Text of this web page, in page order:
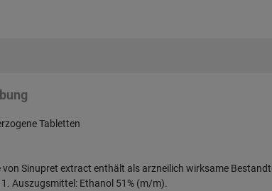
Tabletten
von Sinupret extract enthält als arzneilich wirksame
Auszugsmittel: Ethanol 51% (m/m).